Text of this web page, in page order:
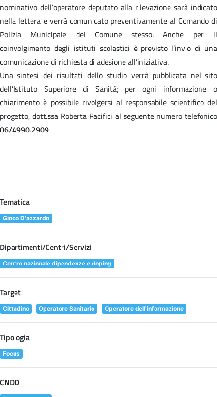
nominativo dell’operatore deputato alla rilevazione sarà indicato
nella lettera e verrà comunicato preventivamente al Comando di
Polizia Municipale del Comune stesso. Anche per il
coinvolgimento degli istituti scolastici è previsto l’invio di una
comunicazione di richiesta di adesione all’iniziativa.
Una sintesi dei risultati dello studio verrà pubblicata nel sito
dell’Istituto Superiore di Sanità; per ogni informazione o
chiarimento è possibile rivolgersi al responsabile scientifico del
progetto, dott.ssa Roberta Pacifici al seguente numero telefonico
06/4990.2909.
Tematica
Gioco D'azzardo
Dipartimenti/Centri/Servizi
Centro nazionale dipendenze e doping
Target
Cittadino Operatore Sanitario Operatore dell'informazione
Tipologia
Focus
CNDD